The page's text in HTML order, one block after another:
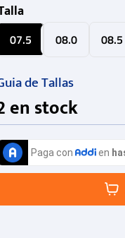
07.5 08.0 08.5
de Tallas
en stock